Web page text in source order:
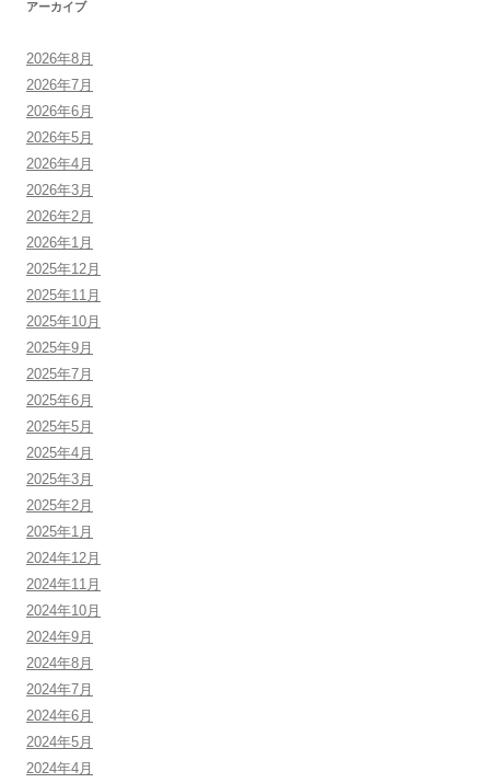
アーカイブ
2026年8月
2026年7月
2026年6月
2026年5月
2026年4月
2026年3月
2026年2月
2026年1月
2025年12月
2025年11月
2025年10月
2025年9月
2025年7月
2025年6月
2025年5月
2025年4月
2025年3月
2025年2月
2025年1月
2024年12月
2024年11月
2024年10月
2024年9月
2024年8月
2024年7月
2024年6月
2024年5月
2024年4月